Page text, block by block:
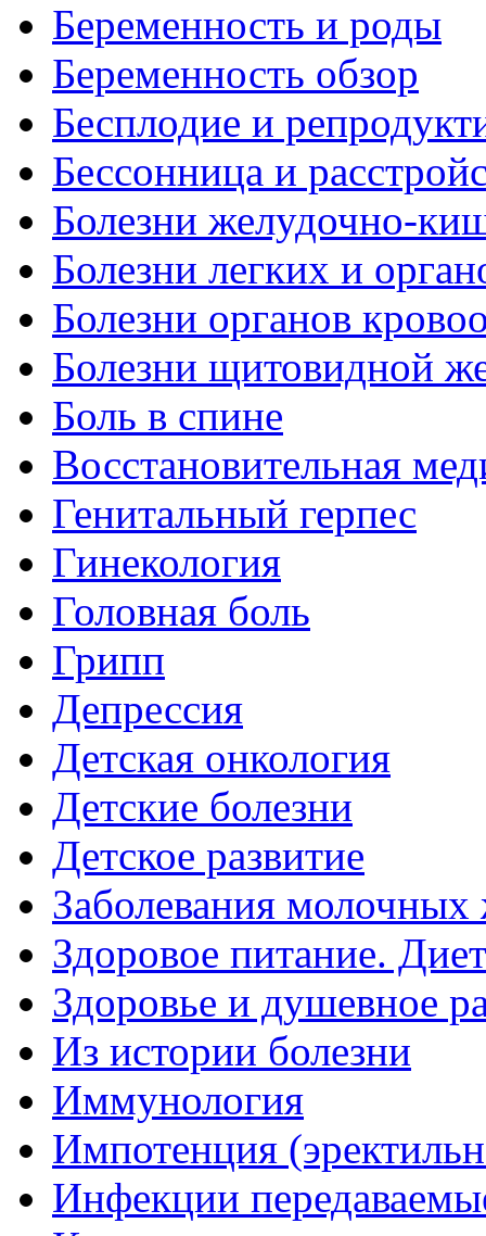
Беременность и роды
Беременность обзор
Бесплодие и
Бессонница и
Болезни желудочно-
Болезни легких и
Болезни органов
Болезни щитовидной
Боль в спине
Восстановительная
Генитальный герпес
Гинекология
Головная боль
Грипп
Депрессия
Детская онкология
Детские болезни
Детское развитие
Заболевания молочных
Здоровое питание.
Здоровье и душевное
Из истории болезни
Иммунология
Импотенция
Инфекции